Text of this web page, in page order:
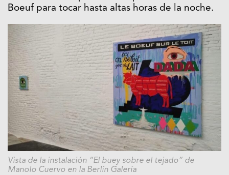
Boeuf para tocar hasta altas horas de la noche.
Vista de la instalación “El buey sobre el tejado” de
Manolo Cuervo en la Berlín Galería